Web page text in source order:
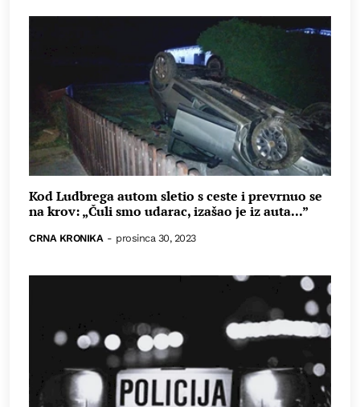
Kod Ludbrega autom sletio s ceste i prevrnuo se
na krov: „Čuli smo udarac, izašao je iz auta...”
CRNA KRONIKA - prosinca 30, 2023